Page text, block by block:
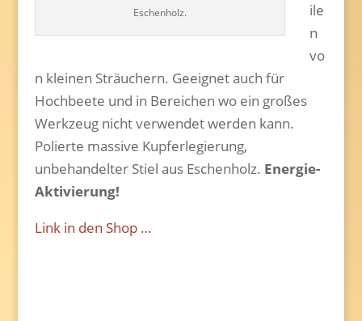
Eschenholz.
ile
n
vo
n kleinen Sträuchern. Geeignet auch für
Hochbeete und in Bereichen wo ein großes
Werkzeug nicht verwendet werden kann.
Polierte massive Kupferlegierung,
unbehandelter Stiel aus Eschenholz. Energie-
Aktivierung!
Link in den Shop …